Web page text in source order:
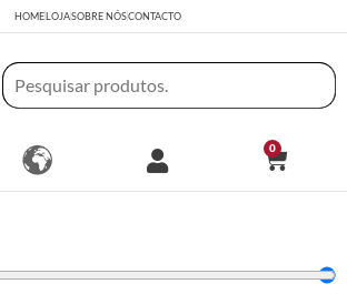
HOMELOJASOBRE NÓSCONTACTO
0